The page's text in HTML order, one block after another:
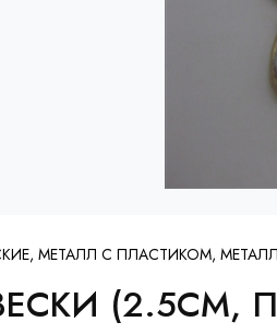
МЕТАЛЛ С ПЛАСТИКОМ,
(2.5СМ,